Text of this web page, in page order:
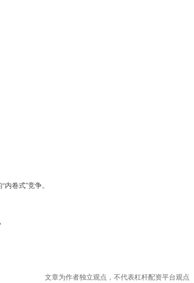
卷式”竞争。
文章为作者独立观点，不代表杠杆配资平台观点